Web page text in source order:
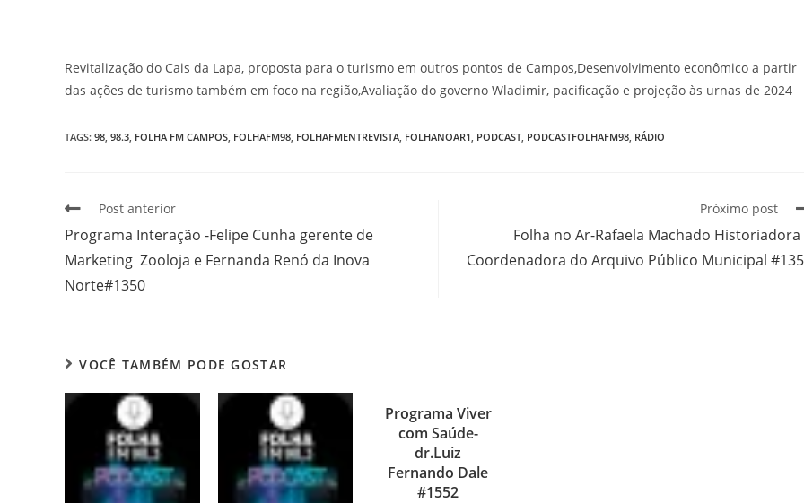
Revitalização do Cais da Lapa, proposta para o turismo em outros pontos de Campos,Desenvolvimento econômico a partir
das ações de turismo também em foco na região,Avaliação do governo Wladimir, pacificação e projeção às urnas de 2024
TAGS: 98 98.3 FOLHA FM CAMPOS FOLHAFM98 FOLHAFMENTREVISTA FOLHANOAR1 PODCAST PODCASTFOLHAFM98 RÁDIO
Post anterior
Programa Interação -Felipe Cunha gerente de
Marketing Zooloja e Fernanda Renó da Inova
Norte#1350
Próximo post
Folha no Ar-Rafaela Machado Historiadora
Coordenadora do Arquivo Público Municipal
VOCÊ TAMBÉM PODE GOSTAR
Programa Viver
com Saúde-
dr.Luiz
Fernando Dale
#1552